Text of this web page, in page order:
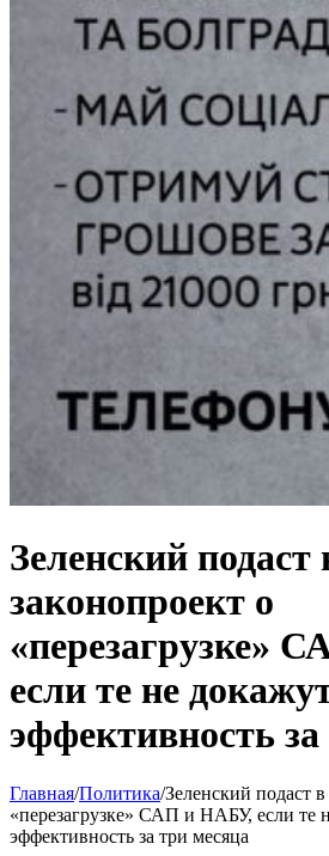
Зеленский подаст
законопроект о
«перезагрузке»
если те не
эффективность
Главная/Политика/Зеленский подаст
«перезагрузке» САП и НАБУ, если те
эффективность за три месяца